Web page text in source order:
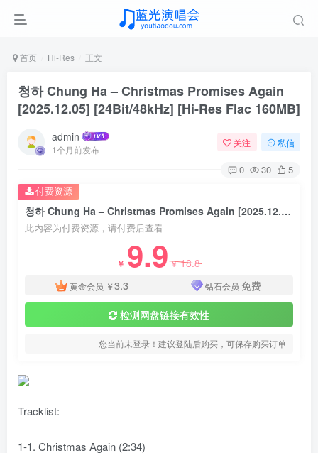
首页 Hi-Res 正文
청하 Chung Ha – Christmas Promises Again
[2025.12.05] [24Bit/48kHz] [Hi-Res Flac 160MB]
admin
1个月前发布
关注 私信
0 30 5
청하 Chung Ha – Christmas Promises Again [2025.12.05] [24Bit/48kHz] [Hi-Res Flac 160MB]
此内容为付费资源，请付费后查看
￥ 9.9￥18.8
黄金会员 ￥3.3 钻石会员 免费
检测网盘链接有效性
您当前未登录！建议登陆后购买，可保存购买订单
付费资源
Tracklist:
1-1. Christmas Again (2:34)